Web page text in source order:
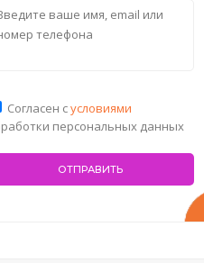
Согласен сусловиями
персональных данных